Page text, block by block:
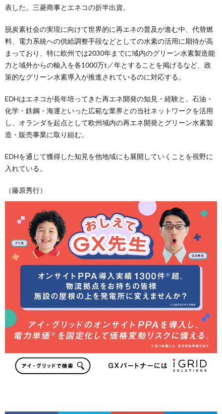
表した。三菱商事とエネコの折半出資。
脱炭素社会の実現に向けて世界的に再エネの普及が進む中、代替燃
料、電力系統への供給調整手段などとしての水素の活用に期待が高
まっており、特に欧州では2030年までに域内のグリーン水素製造能
力と域外からの輸入を各1000万t／年とすることを掲げるなど、政
策的なグリーン水素導入が推進されているのに対応する。
EDHはエネコが長年培ってきた再エネ開発の知見・経験と、石油・
化学・鉄鋼・海運といった広範な業界との当社ネットワークを活用
し、オランダを起点として欧州域内の再エネ開発とグリーン水素製
造・販売事業に取り組む。
EDHを通じて獲得した知見を他地域にも展開していくことを視野に
入れている。
（藤原秀行）